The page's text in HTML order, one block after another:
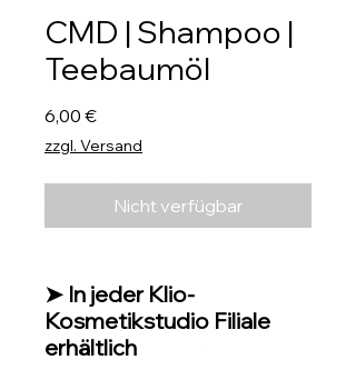
CMD | Shampoo |
Teebaumöl
6,00 €Preis
zzgl. Versand
Nicht verfügbar
➤ In jeder Klio-
Kosmetikstudio Filiale
erhältlich